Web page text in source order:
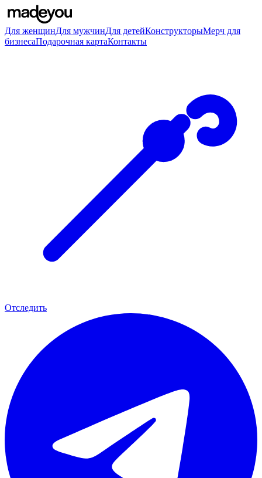
Для женщинДля мужчинДля детейКонструкторыМерч для
бизнесаПодарочная картаКонтакты
Отследить